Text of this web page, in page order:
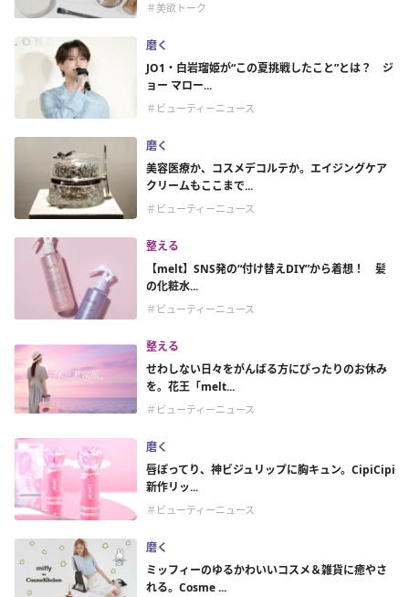
＃美欲トーク
磨く
JO1・白岩瑠姫が“この夏挑戦したこと”とは？ ジ
ョー マロー...
＃ビューティーニュース
磨く
美容医療か、コスメデコルテか。エイジングケア
クリームもここまで...
＃ビューティーニュース
整える
【melt】SNS発の“付け替えDIY”から着想！ 髪
の化粧水...
＃ビューティーニュース
整える
せわしない日々をがんばる方にぴったりのお休み
を。花王「melt...
＃ビューティーニュース
磨く
唇ぽってり、神ビジュリップに胸キュン。CipiCipi
新作リッ...
＃ビューティーニュース
磨く
ミッフィーのゆるかわいいコスメ＆雑貨に癒やさ
れる。Cosme ...